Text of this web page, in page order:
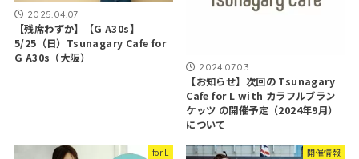
2025.04.07
【残席わずか】【G A30s】
5/25（日）Tsunagary Cafe for
G A30s（大阪）
2024.07.03
【お知らせ】次回の Tsunagary
Cafe for L with カラフルブラン
ケッツ の開催予定（2024年9月）
について
for L 開催情報